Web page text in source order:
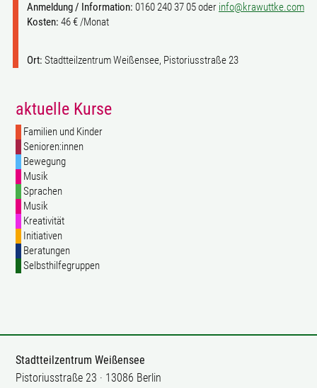
Anmeldung / Information: 0160 240 37 05 oder info@krawuttke.com
Kosten: 46 € /Monat
Ort: Stadtteilzentrum Weißensee, Pistoriusstraße 23
aktuelle Kurse
Familien und Kinder
Senioren:innen
Bewegung
Musik
Sprachen
Musik
Kreativität
Initiativen
Beratungen
Selbsthilfegruppen
Stadtteilzentrum Weißensee
Pistoriusstraße 23 · 13086 Berlin